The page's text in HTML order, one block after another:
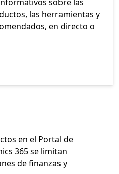
las herramientas y
en directo o
en el Portal de
365 se limitan
de finanzas y